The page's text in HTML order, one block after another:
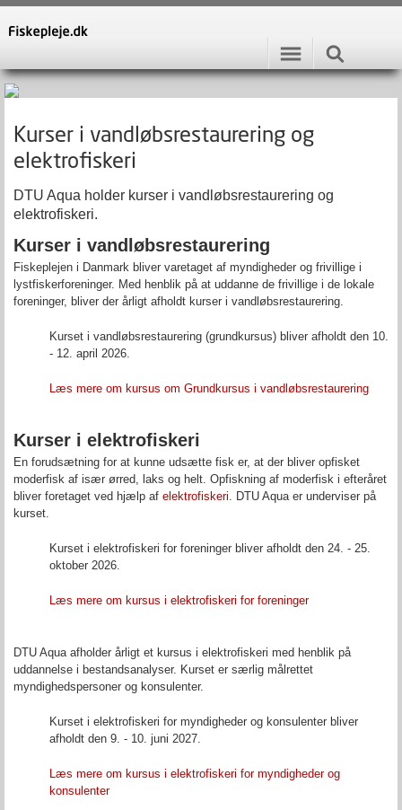
Kurser i vandløbsrestaurering og
elektrofiskeri
DTU Aqua holder kurser i vandløbsrestaurering og
elektrofiskeri.
Kurser i vandløbsrestaurering
Fiskeplejen i Danmark bliver varetaget af myndigheder og frivillige i
lystfiskerforeninger. Med henblik på at uddanne de frivillige i de lokale
foreninger, bliver der årligt afholdt kurser i vandløbsrestaurering.
Kurset i vandløbsrestaurering (grundkursus) bliver afholdt den 10.
- 12. april 2026.
Læs mere om kursus om Grundkursus i vandløbsrestaurering
Kurser i elektrofiskeri
En forudsætning for at kunne udsætte fisk er, at der bliver opfisket
moderfisk af især ørred, laks og helt. Opfiskning af moderfisk i efteråret
bliver foretaget ved hjælp af elektrofiskeri . DTU Aqua er underviser på
kurset.
Kurset i elektrofiskeri for foreninger bliver afholdt den 24. - 25.
oktober 2026.
Læs mere om kursus i elektrofiskeri for foreninger
DTU Aqua afholder årligt et kursus i elektrofiskeri med henblik på
uddannelse i bestandsanalyser. Kurset er særlig målrettet
myndighedspersoner og konsulenter.
Kurset i elektrofiskeri for myndigheder og konsulenter bliver
afholdt den 9. - 10. juni 2027.
Læs mere om kursus i elektrofiskeri for myndigheder og
konsulenter